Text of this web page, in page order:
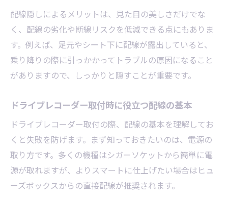
工夫
自動車の安全守るための取付チェック法
安全性を重視したドライブレコーダー取付
取付後のトラブルを防ぐ安全確認方法
防犯と安全のための取付重要ポイント
信頼できる取付業者選びの安全基準
納得仕上がりを叶える依頼先選びのコツ
ドライブレコーダー取付の満足度を左右す
る依頼先選び
配線隠しによるメリットは、見た目の美しさだけでな
く、配線の劣化や断線リスクを低減できる点にもありま
す。例えば、足元やシート下に配線が露出していると、
乗り降りの際に引っかかってトラブルの原因になること
がありますので、しっかりと隠すことが重要です。
ドライブレコーダー取付時に役立つ配線の基本
ドライブレコーダー取付の際、配線の基本を理解してお
くと失敗を防げます。まず知っておきたいのは、電源の
取り方です。多くの機種はシガーソケットから簡単に電
源が取れますが、よりスマートに仕上げたい場合はヒュ
ーズボックスからの直接配線が推奨されます。